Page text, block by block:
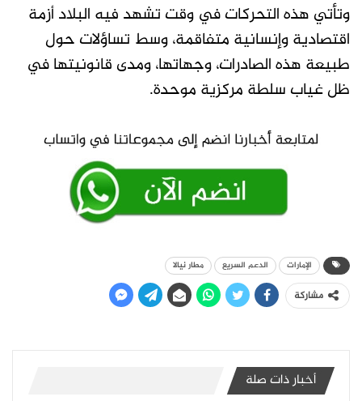
وتأتي هذه التحركات في وقت تشهد فيه البلاد أزمة
اقتصادية وإنسانية متفاقمة، وسط تساؤلات حول
طبيعة هذه الصادرات، وجهاتها، ومدى قانونيتها في
ظل غياب سلطة مركزية موحدة.
الإمارات الدعم السريع مطار نيالا
مشاركة
أخبار ذات صلة